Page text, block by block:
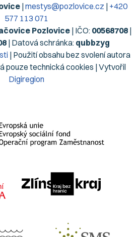
|mestys@pozlovice.cz | +420
577 113 071
Pozlovice| IČO: 00568708|
| Datová schránka: qubbzyg
| Použití obsahu bez svolení autora
pouze technická cookies | Vytvořil
Digiregion